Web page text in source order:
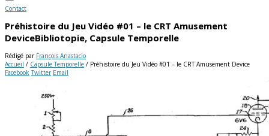
Contact
Préhistoire du Jeu Vidéo #01 – le CRT Amusement
DeviceBibliotopie, Capsule Temporelle
Rédigé par François Anastacio
Accueil / Capsule Temporelle / Préhistoire du Jeu Vidéo #01 – le CRT Amusement Device
Facebook Twitter Email